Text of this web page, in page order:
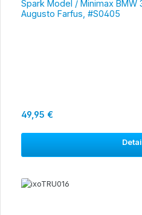
Spark Model / Minimax BMW
Augusto Farfus, #S0405
Regulärer Preis:
49,95 €